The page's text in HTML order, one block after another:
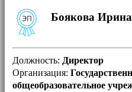
Боякова
Должность: Директор
Организация:
общеобразовательное